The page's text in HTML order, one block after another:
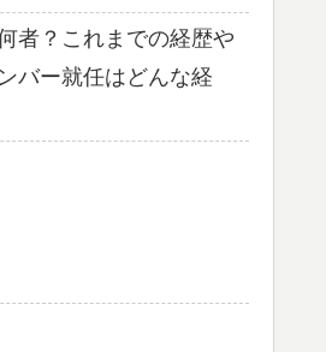
者？これまでの経歴や
バー就任はどんな経